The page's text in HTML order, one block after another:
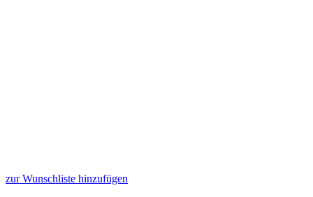
zur Wunschliste hinzufügen